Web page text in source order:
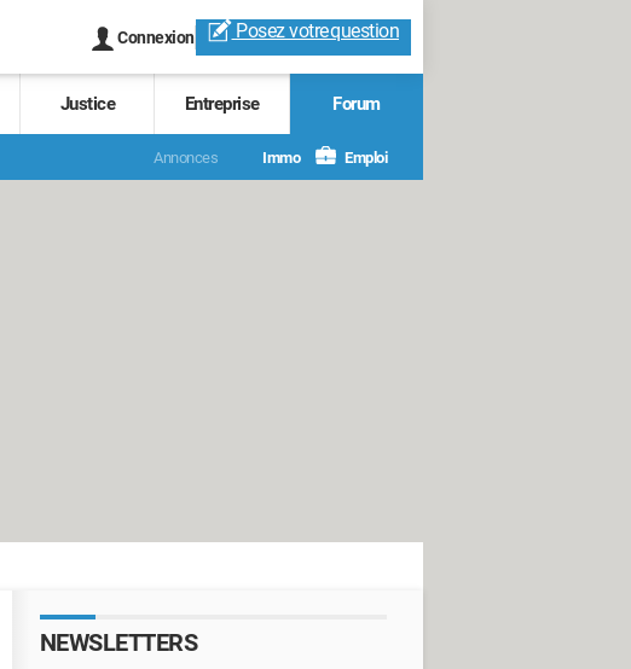
Connexion Posez votrequestion
Justice Entreprise Forum
Annonces Immo Emploi
NEWSLETTERS